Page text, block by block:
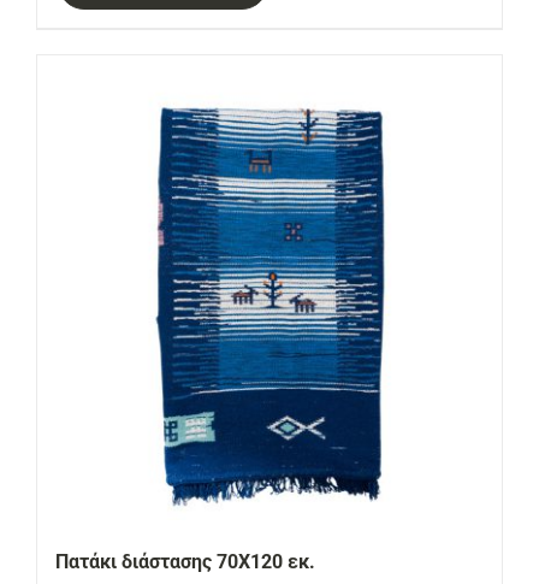
Πατάκι διάστασης 70Χ120 εκ.